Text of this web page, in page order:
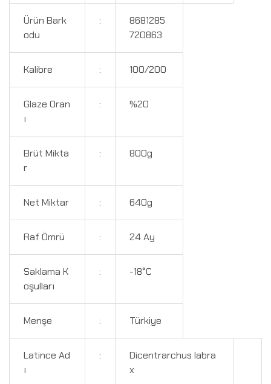
Ürün Bark
odu
:
8681285
720863
Kalibre : 100/200
Glaze Oran
ı
: %20
Brüt Mikta
r
: 800g
Net Miktar : 640g
Raf Ömrü : 24 Ay
Saklama K
oşulları
: -18°C
Menşe : Türkiye
Latince Ad
ı
:
Dicentrarchus labra
x